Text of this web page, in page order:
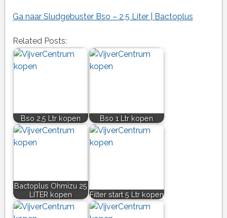
Ga naar Sludgebuster Bso – 2,5 Liter | Bactoplus
Related Posts:
Bso 2,5 Ltr kopen Bso 1 Ltr kopen
Bactoplus Ohmizu 25
LITER kopen
Filter start 5 Ltr kopen